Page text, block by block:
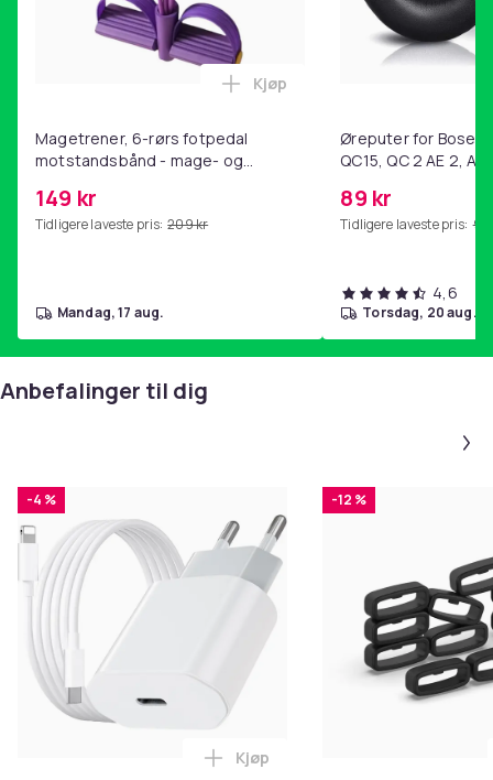
Magetrener, 6-rørs fotpedal
motstandsbånd - mage- og
hjemmegymnastikk Purple
149 kr
Tidligere laveste pris: 209 kr
Legg Magetrener, 6-rørs
Kjøp
mandag, 17 aug.
Øreputer for Bose
QC15, QC 2 AE 2, AE
89 kr
Tidligere laveste pris: 99
4,6
torsdag, 20 aug.
Anbefalinger til dig
-4 %
Legg iPhone Hurtiglader USB-C
Kjøp
-12 %